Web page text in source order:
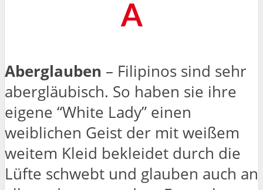
A
Aberglauben – Filipinos sind sehr
abergläubisch. So haben sie ihre
eigene “White Lady” einen
weiblichen Geist der mit weißem
weitem Kleid bekleidet durch die
Lüfte schwebt und glauben auch an